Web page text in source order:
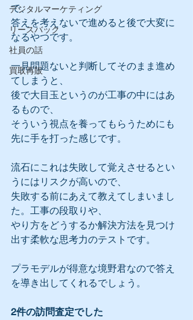
デジタルマーケティング
リースバック
社員の話
買取再販
で、
答えを考えないで進めると後で大変に
なるやつです。
一見問題ないと判断してそのまま進め
てしまうと、
後で大目玉というのが工事の中にはあ
るもので、
そういう視点を養ってもらうためにも
先に手を打った感じです。
流石にこれは失敗して覚えさせるとい
うにはリスクが高いので、
失敗する前にあえて教えてしまいまし
た。工事の段取りや、
やり方をどうするか解決方法を見つけ
出す柔軟な思考力のテストです。
プラモデルが得意な境野君なので答え
を導き出してくれるでしょう。
2件の訪問査定でした